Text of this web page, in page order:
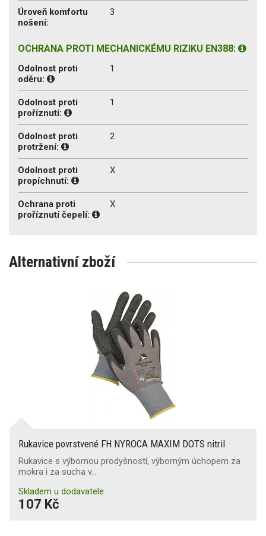
Úroveň komfortu
nošení:
3
OCHRANA PROTI MECHANICKÉMU RIZIKU EN388:
Odolnost proti
oděru:
1
Odolnost proti
proříznutí:
1
Odolnost proti
protržení:
2
Odolnost proti
propíchnutí:
X
Ochrana proti
proříznutí čepelí:
X
Alternativní zboží
Rukavice povrstvené FH NYROCA MAXIM DOTS nitril
Rukavice s výbornou prodyšností, výborným úchopem za
mokra i za sucha v…
Skladem u dodavatele
107 Kč